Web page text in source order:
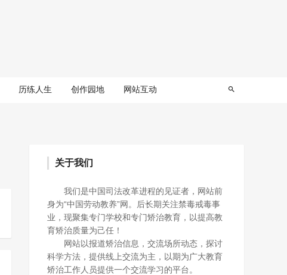
历练人生 创作园地 网站互动
关于我们
我们是中国司法改革进程的见证者，网站前
身为“中国劳动教养”网。后长期关注禁毒戒毒事
业，现聚集专门学校和专门矫治教育，以提高教
育矫治质量为己任！
网站以报道矫治信息，交流场所动态，探讨
科学方法，提供线上交流为主，以期为广大教育
矫治工作人员提供一个交流学习的平台。